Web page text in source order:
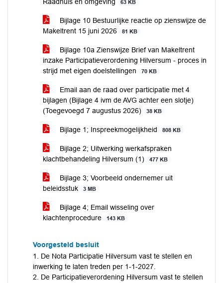
63 KB
Bijlage 10 Bestuurlijke reactie op zienswijze de
Makeltrent 15 juni 2026
81 KB
Bijlage 10a Zienswijze Brief van Makeltrent
inzake Participatieverordening Hilversum - proces in
strijd met eigen doelstellingen
70 KB
Email aan de raad over participatie met 4
bijlagen (Bijlage 4 ivm de AVG achter een slotje)
(Toegevoegd 7 augustus 2026)
38 KB
Bijlage 1; Inspreekmogelijkheid 808 KB
Bijlage 2; Uitwerking werkafspraken
klachtbehandeling Hilversum (1)
477 KB
Bijlage 3; Voorbeeld ondernemer uit
beleidsstuk
3 MB
Bijlage 4; Email wisseling over
klachtenprocedure
143 KB
Voorgesteld besluit
1. De Nota Participatie Hilversum vast te stellen en
inwerking te laten treden per 1-1-2027.
2. De Participatieverordening Hilversum vast te stellen